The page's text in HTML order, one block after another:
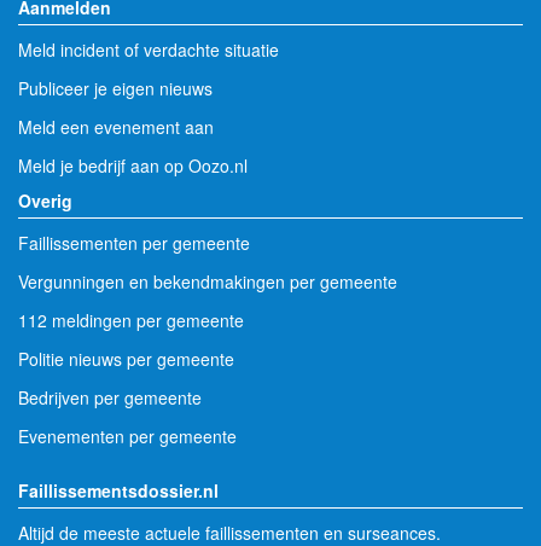
Aanmelden
Meld incident of verdachte situatie
Publiceer je eigen nieuws
Meld een evenement aan
Meld je bedrijf aan op Oozo.nl
Overig
Faillissementen per gemeente
Vergunningen en bekendmakingen per gemeente
112 meldingen per gemeente
Politie nieuws per gemeente
Bedrijven per gemeente
Evenementen per gemeente
Faillissementsdossier.nl
Altijd de meeste actuele faillissementen en surseances.